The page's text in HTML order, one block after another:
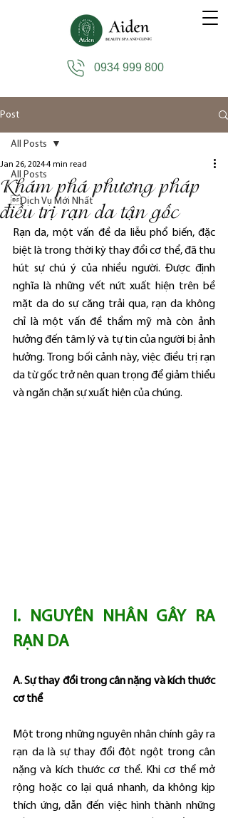
0934 999 800
Post
All Posts
Dịch Vụ Mới Nhất
All Posts
Khám phá phương pháp
điều trị rạn da tận gốc
Jan 26, 20244 min read
Rạn da, một vấn đề da liễu phổ biến, đặc
biệt là trong thời kỳ thay đổi cơ thể, đã thu
hút sự chú ý của nhiều người. Được định
nghĩa là những vết nứt xuất hiện trên bề
mặt da do sự căng trải qua, rạn da không
chỉ là một vấn đề thẩm mỹ mà còn ảnh
hưởng đến tâm lý và tự tin của người bị ảnh
hưởng. Trong bối cảnh này, việc điều trị rạn
da từ gốc trở nên quan trọng để giảm thiểu
và ngăn chặn sự xuất hiện của chúng.
I. NGUYÊN NHÂN GÂY RA
RẠN DA
A. Sự thay đổi trong cân nặng và kích thước
cơ thể
Một trong những nguyên nhân chính gây ra
rạn da là sự thay đổi đột ngột trong cân
nặng và kích thước cơ thể. Khi cơ thể mở
rộng hoặc co lại quá nhanh, da không kịp
thích ứng, dẫn đến việc hình thành những